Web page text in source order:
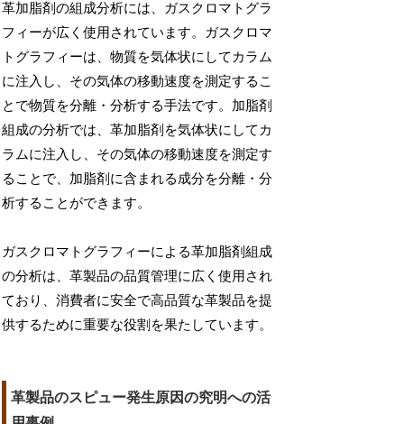
革加脂剤の組成分析には、ガスクロマトグラ
フィーが広く使用されています。ガスクロマ
トグラフィーは、物質を気体状にしてカラム
に注入し、その気体の移動速度を測定するこ
とで物質を分離・分析する手法です。加脂剤
組成の分析では、革加脂剤を気体状にしてカ
ラムに注入し、その気体の移動速度を測定す
ることで、加脂剤に含まれる成分を分離・分
析することができます。
ガスクロマトグラフィーによる革加脂剤組成
の分析は、革製品の品質管理に広く使用され
ており、消費者に安全で高品質な革製品を提
供するために重要な役割を果たしています。
革製品のスピュー発生原因の究明への活